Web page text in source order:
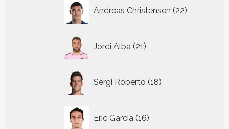
Andreas Christensen 22
producten
Jordi Alba 21
producten
Sergi Roberto 18
producten
Eric Garcia 16
producten